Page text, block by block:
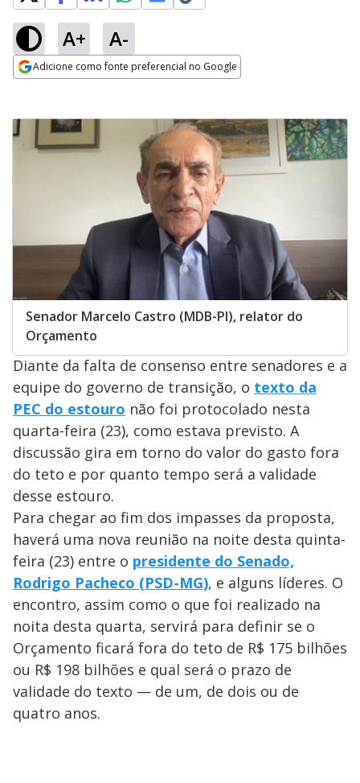
A+ A-
Adicione como fonte preferencial no Google
Senador Marcelo Castro (MDB-PI), relator do
Orçamento
Diante da falta de consenso entre senadores e a
equipe do governo de transição, o texto da
PEC do estouro não foi protocolado nesta
quarta-feira (23), como estava previsto. A
discussão gira em torno do valor do gasto fora
do teto e por quanto tempo será a validade
desse estouro.
Para chegar ao fim dos impasses da proposta,
haverá uma nova reunião na noite desta quinta-
feira (23) entre o presidente do Senado,
Rodrigo Pacheco (PSD-MG), e alguns líderes. O
encontro, assim como o que foi realizado na
noita desta quarta, servirá para definir se o
Orçamento ficará fora do teto de R$ 175 bilhões
ou R$ 198 bilhões e qual será o prazo de
validade do texto — de um, de dois ou de
quatro anos.